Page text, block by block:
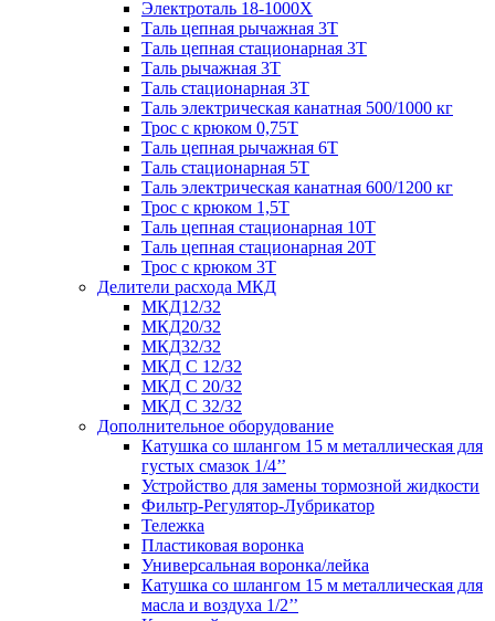
Электроталь 18-1000X
Таль цепная рычажная 3Т
Таль цепная стационарная 3Т
Таль рычажная 3Т
Таль стационарная 3Т
Таль электрическая канатная 500/1000 кг
Трос с крюком 0,75Т
Таль цепная рычажная 6Т
Таль стационарная 5Т
Таль электрическая канатная 600/1200 кг
Трос с крюком 1,5Т
Таль цепная стационарная 10Т
Таль цепная стационарная 20Т
Трос с крюком 3Т
Делители расхода МКД
МКД12/32
МКД20/32
МКД32/32
МКД С 12/32
МКД С 20/32
МКД С 32/32
Дополнительное оборудование
Катушка со шлангом 15 м металлическая для
густых смазок 1/4’’
Устройство для замены тормозной жидкости
Фильтр-Регулятор-Лубрикатор
Тележка
Пластиковая воронка
Универсальная воронка/лейка
Катушка со шлангом 15 м металлическая для
масла и воздуха 1/2’’